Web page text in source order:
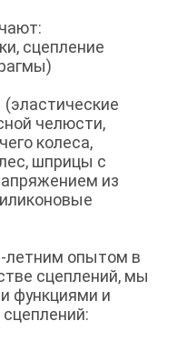
сцепление
челюсти,
колеса,
шприцы с
из
летним опытом в
сцеплений, мы
функциями и